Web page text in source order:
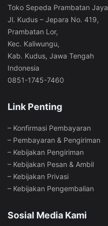
Toko Sepeda Prambatan Jaya
Jl. Kudus – Jepara No. 419,
Prambatan Lor,
Kec. Kaliwungu,
Kab. Kudus, Jawa Tengah
Indonesia
0851-1745-7460
Link Penting
– Konfirmasi Pembayaran
– Pembayaran & Pengiriman
– Kebijakan Pengiriman
– Kebijakan Pesan & Ambil
– Kebijakan Privasi
– Kebijakan Pengembalian
Sosial Media Kami